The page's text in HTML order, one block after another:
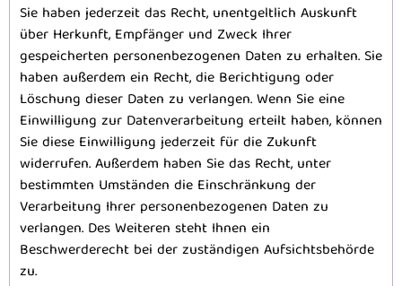
Sie haben jederzeit das Recht, unentgeltlich Auskunft
über Herkunft, Empfänger und Zweck Ihrer
gespeicherten personenbezogenen Daten zu erhalten. Sie
haben außerdem ein Recht, die Berichtigung oder
Löschung dieser Daten zu verlangen. Wenn Sie eine
Einwilligung zur Datenverarbeitung erteilt haben, können
Sie diese Einwilligung jederzeit für die Zukunft
widerrufen. Außerdem haben Sie das Recht, unter
bestimmten Umständen die Einschränkung der
Verarbeitung Ihrer personenbezogenen Daten zu
verlangen. Des Weiteren steht Ihnen ein
Beschwerderecht bei der zuständigen Aufsichtsbehörde
zu.